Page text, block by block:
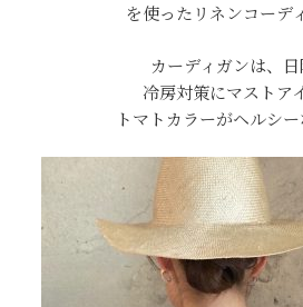
を使ったリネンコーデ
カーディガンは、
冷房対策にマストア
トマトカラーがヘルシー